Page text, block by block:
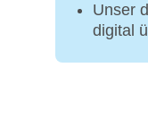
Unser
digital